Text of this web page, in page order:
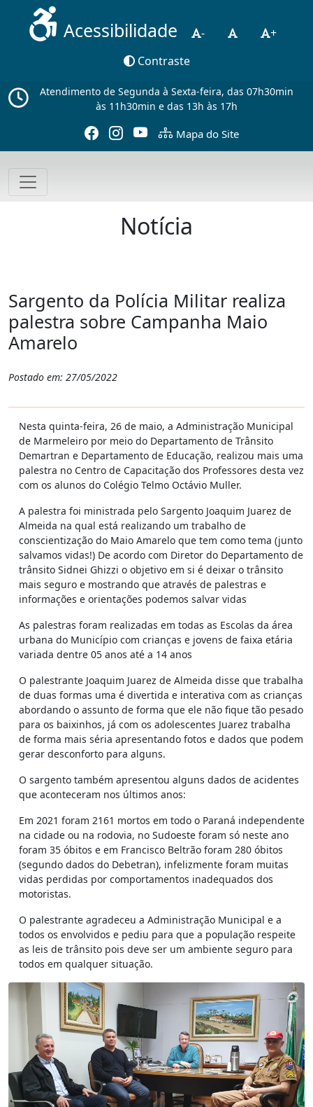
Acessibilidade -
+
Contraste
Atendimento de Segunda à Sexta-feira, das 07h30min
às 11h30min e das 13h às 17h
Mapa do Site
Notícia
Sargento da Polícia Militar realiza
palestra sobre Campanha Maio
Amarelo
Postado em: 27/05/2022
Nesta quinta-feira, 26 de maio, a Administração Municipal
de Marmeleiro por meio do Departamento de Trânsito
Demartran e Departamento de Educação, realizou mais uma
palestra no Centro de Capacitação dos Professores desta vez
com os alunos do Colégio Telmo Octávio Muller.
A palestra foi ministrada pelo Sargento Joaquim Juarez de
Almeida na qual está realizando um trabalho de
conscientização do Maio Amarelo que tem como tema (junto
salvamos vidas!) De acordo com Diretor do Departamento de
trânsito Sidnei Ghizzi o objetivo em si é deixar o trânsito
mais seguro e mostrando que através de palestras e
informações e orientações podemos salvar vidas
As palestras foram realizadas em todas as Escolas da área
urbana do Município com crianças e jovens de faixa etária
variada dentre 05 anos até a 14 anos
O palestrante Joaquim Juarez de Almeida disse que trabalha
de duas formas uma é divertida e interativa com as crianças
abordando o assunto de forma que ele não fique tão pesado
para os baixinhos, já com os adolescentes Juarez trabalha
de forma mais séria apresentando fotos e dados que podem
gerar desconforto para alguns.
O sargento também apresentou alguns dados de acidentes
que aconteceram nos últimos anos:
Em 2021 foram 2161 mortos em todo o Paraná independente
na cidade ou na rodovia, no Sudoeste foram só neste ano
foram 35 óbitos e em Francisco Beltrão foram 280 óbitos
(segundo dados do Debetran), infelizmente foram muitas
vidas perdidas por comportamentos inadequados dos
motoristas.
O palestrante agradeceu a Administração Municipal e a
todos os envolvidos e pediu para que a população respeite
as leis de trânsito pois deve ser um ambiente seguro para
todos em qualquer situação.